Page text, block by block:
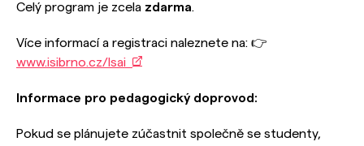
Celý program je zcela zdarma.
Více informací a registraci naleznete na: 👉
www.isibrno.cz/lsai
Informace pro pedagogický doprovod:
Pokud se plánujete zúčastnit společně se studenty,